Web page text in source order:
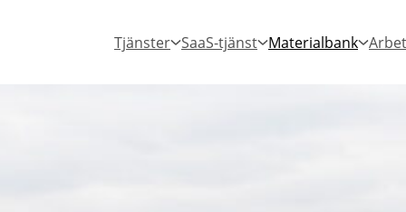
Tjänster SaaS-tjänst Materialbank